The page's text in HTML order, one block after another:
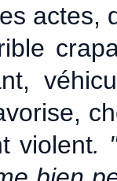
actes,
violent.